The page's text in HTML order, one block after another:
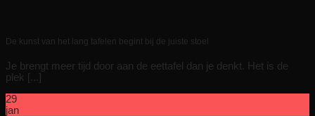
De kunst van het lang tafelen begint bij de juiste stoel
Je brengt meer tijd door aan de eettafel dan je denkt. Het is de
plek [...]
29
jan